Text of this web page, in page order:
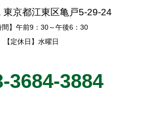
東京都江東区亀戸5-29-24
間】午前9：30～午後6：30
【定休日】水曜日
3684-3884